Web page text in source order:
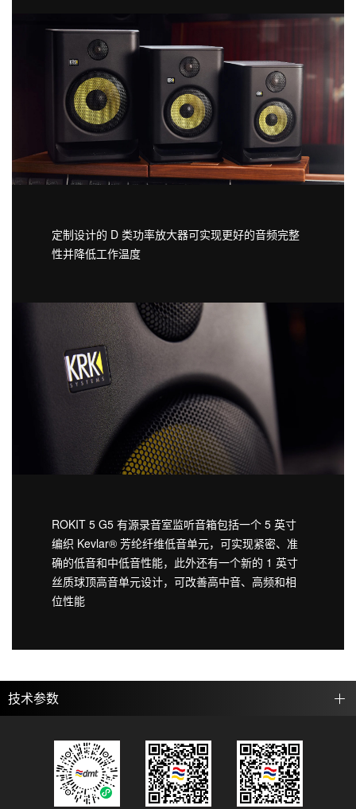
定制设计的 D 类功率放大器可实现更好的音频完整
性并降低工作温度
ROKIT 5 G5 有源录音室监听音箱包括一个 5 英寸
编织 Kevlar® 芳纶纤维低音单元，可实现紧密、准
确的低音和中低音性能，此外还有一个新的 1 英寸
丝质球顶高音单元设计，可改善高中音、高频和相
位性能
技术参数